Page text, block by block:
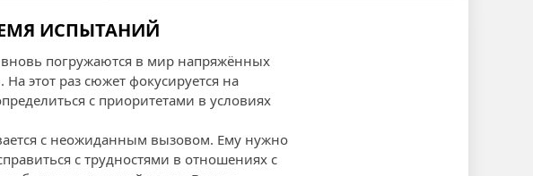
ИСПЫТАНИЙ
вновь погружаются в мир напряжённых
этот раз сюжет фокусируется на
с приоритетами в условиях
с неожиданным вызовом. Ему нужно
с трудностями в отношениях с